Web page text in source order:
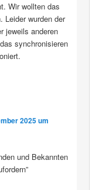
Wir wollten das
Leider wurden der
jeweils anderen
synchronisieren
2025 um
und Bekannten